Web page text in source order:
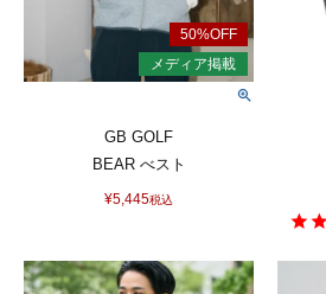
GB GOLF
BEAR べスト
¥5,445税込